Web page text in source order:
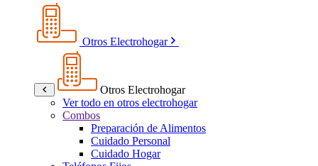
Otros Electrohogar
Otros Electrohogar
Ver todo en otros electrohogar
Combos
Preparación de Alimentos
Cuidado Personal
Cuidado Hogar